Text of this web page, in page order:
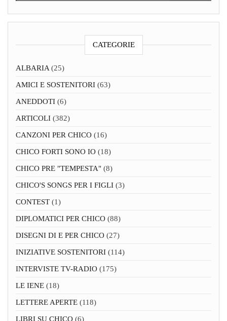
CATEGORIE
ALBARIA(25)
AMICI E SOSTENITORI (63)
ANEDDOTI (6)
ARTICOLI (382)
CANZONI PER CHICO (16)
CHICO FORTI SONO IO (18)
CHICO PRE "TEMPESTA" (8)
CHICO'S SONGS PER I FIGLI (3)
CONTEST (1)
DIPLOMATICI PER CHICO (88)
DISEGNI DI E PER CHICO (27)
INIZIATIVE SOSTENITORI (114)
INTERVISTE TV-RADIO (175)
LE IENE (18)
LETTERE APERTE (118)
LIBRI SU CHICO (6)